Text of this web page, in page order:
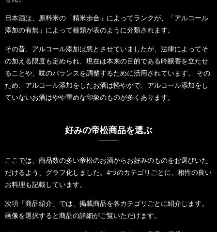
日本酒は、原料米の「精米歩合」によってランクが、「アルコール
添加の有無」によって種類が表のように分類されます。
その昔、アルコール添加は悪とさせていましたが、法律によってそ
の加える限度も定められ、現在は本来の目的である吟醸香を立たせ
ることや、味のバランスを調整するために活用されています。 その
ため、アルコール添加をしたお酒は軽やかで、アルコール添加をし
ていないお酒はやや重めな印象のものが多くあります。
好みの帝松商品を選ぶ
ここでは、商品数の多い帝松のお酒からお好みのものをお選びいた
だけるよう、グラフ化しました。4つのカテゴリごとに、相性の良い
お料理も記載しています。
次項「商品紹介」では、掲載商品を各カテゴリごとに紹介します。
画像を選択すると商品の詳細がご覧いただけます。